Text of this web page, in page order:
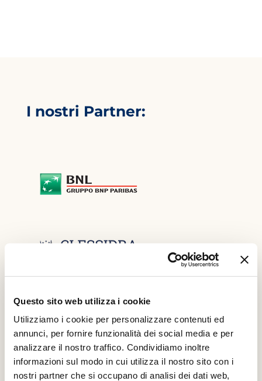
Questo sito web utilizza i cookie
Utilizziamo i cookie per personalizzare contenuti ed
annunci, per fornire funzionalità dei social media e per
analizzare il nostro traffico. Condividiamo inoltre
informazioni sul modo in cui utilizza il nostro sito con i
nostri partner che si occupano di analisi dei dati web,
*
I nostri Partner: